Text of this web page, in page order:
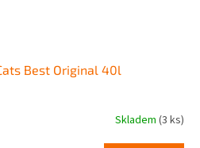
Best Original 40l
Skladem (3 ks)